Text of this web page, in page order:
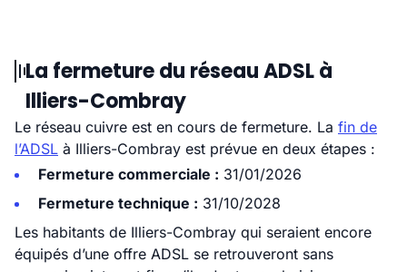
La fermeture du réseau ADSL à
Illiers-Combray
Le réseau cuivre est en cours de fermeture. La fin de
l’ADSL à Illiers-Combray est prévue en deux étapes :
Fermeture commerciale : 31/01/2026
Fermeture technique : 31/10/2028
Les habitants de Illiers-Combray qui seraient encore
équipés d’une offre ADSL se retrouveront sans